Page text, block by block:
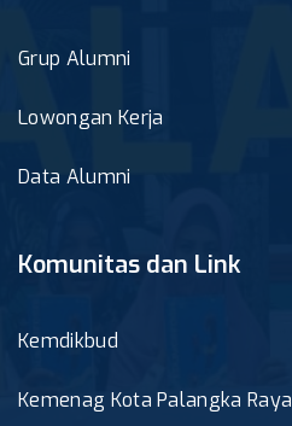
Grup Alumni
Lowongan Kerja
Data Alumni
Komunitas dan Link
Kemdikbud
Kemenag Kota Palangka Raya